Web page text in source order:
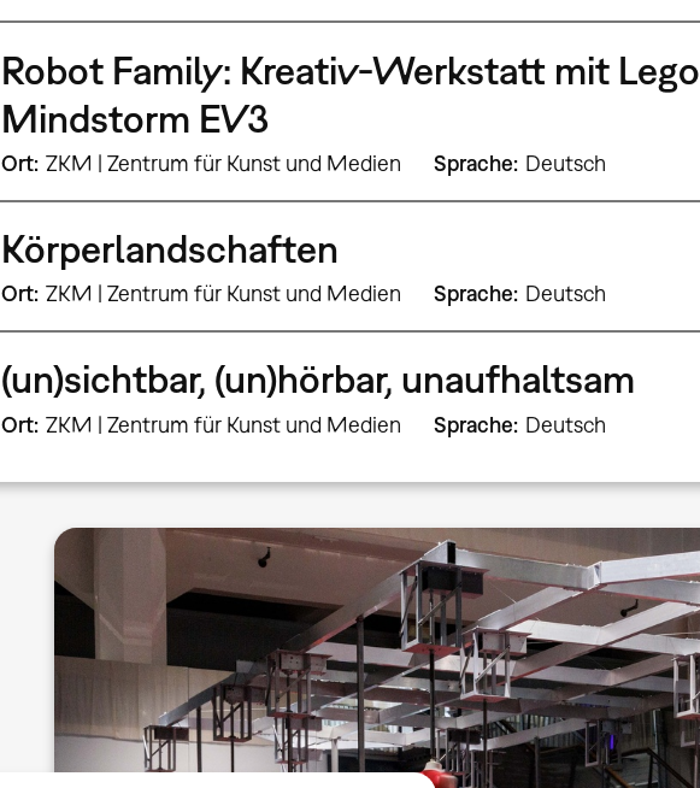
Robot Family: Kreativ-Werkstatt mit Lego
Mindstorm EV3
Ort ZKM | Zentrum für Kunst und Medien Sprache Deutsch
Körperlandschaften
Ort ZKM | Zentrum für Kunst und Medien Sprache Deutsch
(un)sichtbar, (un)hörbar, unaufhaltsam
Ort ZKM | Zentrum für Kunst und Medien Sprache Deutsch